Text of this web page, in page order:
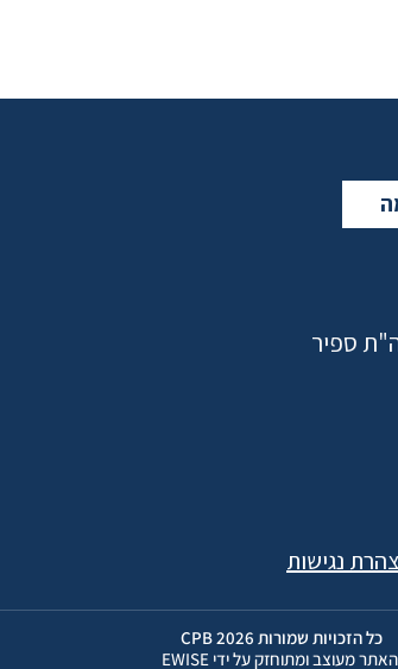
נגישות
כל הזכויות שמורות 2026 CPB
האתר מעוצב ומתוחזק על ידי EWISE